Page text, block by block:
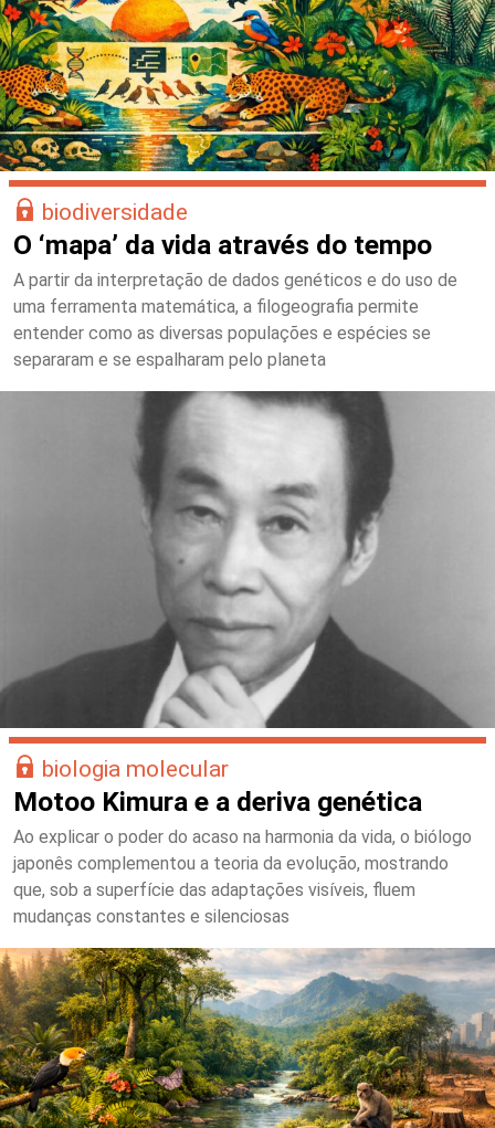
biodiversidade
O ‘mapa’ da vida através do tempo
A partir da interpretação de dados genéticos e do uso de
uma ferramenta matemática, a filogeografia permite
entender como as diversas populações e espécies se
separaram e se espalharam pelo planeta
biologia molecular
Motoo Kimura e a deriva genética
Ao explicar o poder do acaso na harmonia da vida, o biólogo
japonês complementou a teoria da evolução, mostrando
que, sob a superfície das adaptações visíveis, fluem
mudanças constantes e silenciosas